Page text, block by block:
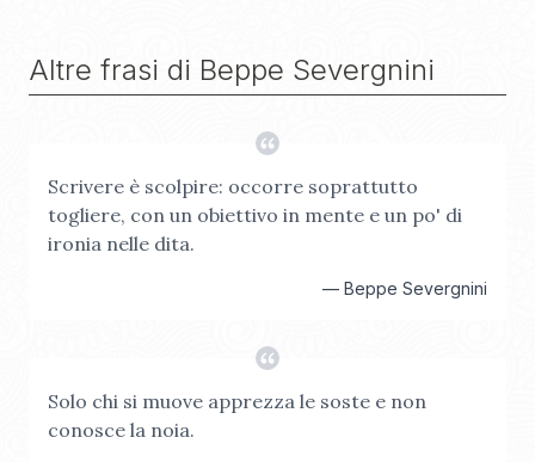
Altre frasi di Beppe Severgnini
Scrivere è scolpire: occorre soprattutto
togliere, con un obiettivo in mente e un po' di
ironia nelle dita.
— Beppe Severgnini
Solo chi si muove apprezza le soste e non
conosce la noia.